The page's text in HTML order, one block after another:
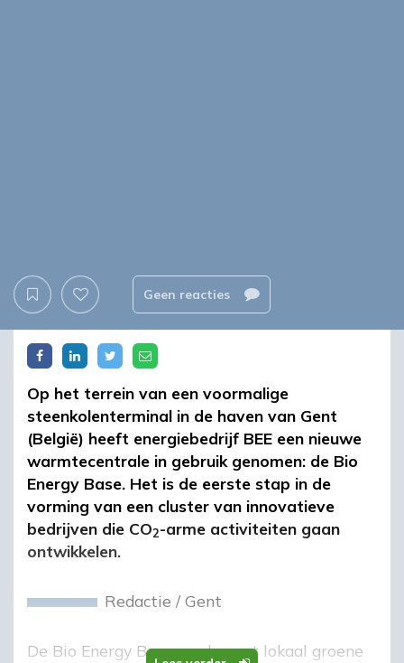
Geen reacties
Op het terrein van een voormalige
steenkolenterminal in de haven van Gent
(België) heeft energiebedrijf BEE een nieuwe
warmtecentrale in gebruik genomen: de Bio
Energy Base. Het is de eerste stap in de
vorming van een cluster van innovatieve
bedrijven die CO2-arme activiteiten gaan
ontwikkelen.
Redactie /Gent
De Bio Energy Base produceert lokaal groene